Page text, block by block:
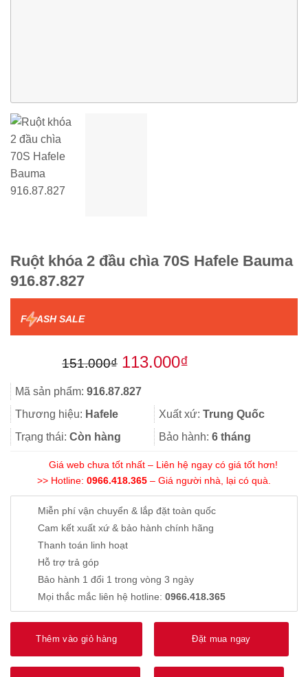
Ruột khóa 2 đầu chìa 70S Hafele Bauma
916.87.827
F ASH SALE
151.000₫ Giá
gốc
151.000₫.
113.000₫
tại
là:
113.000₫.
Mã sản phẩm: 916.87.827
Thương hiệu: Hafele Xuất xứ: Trung Quốc
Trạng thái: Còn hàng Bảo hành: 6 tháng
Giá web chưa tốt nhất – Liên hệ ngay có giá tốt hơn!
>> Hotline: 0966.418.365 – Giá người nhà, lại có quà.
Miễn phí vận chuyển & lắp đặt toàn quốc
Cam kết xuất xứ & bảo hành chính hãng
Thanh toán linh hoạt
Hỗ trợ trả góp
Bảo hành 1 đổi 1 trong vòng 3 ngày
Mọi thắc mắc liên hệ hotline: 0966.418.365
Thêm vào giỏ hàng Đặt mua ngay